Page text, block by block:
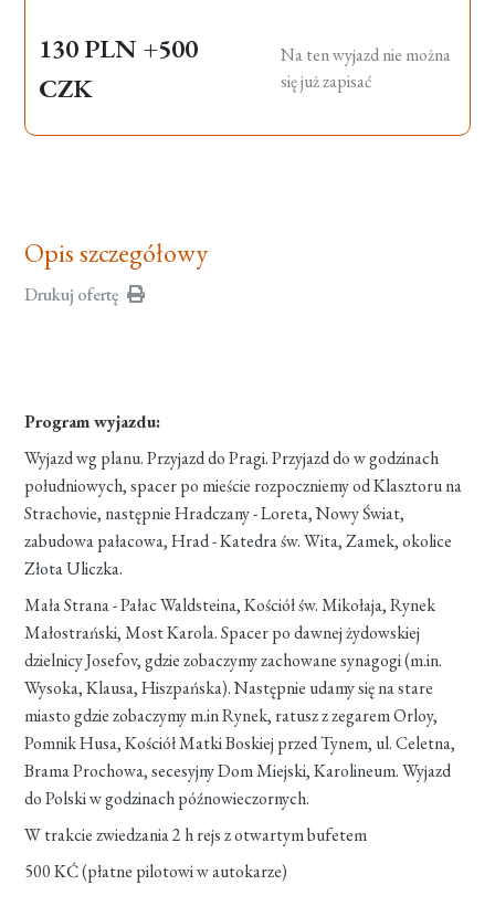
130 PLN +500
CZK
Na ten wyjazd nie można
się już zapisać
Opis szczegółowy
Drukuj ofertę
Program wyjazdu:
Wyjazd wg planu. Przyjazd do Pragi. Przyjazd do w godzinach
południowych, spacer po mieście rozpoczniemy od Klasztoru na
Strachovie, następnie Hradczany - Loreta, Nowy Świat,
zabudowa pałacowa, Hrad - Katedra św. Wita, Zamek, okolice
Złota Uliczka.
Mała Strana - Pałac Waldsteina, Kościół św. Mikołaja, Rynek
Małostrański, Most Karola. Spacer po dawnej żydowskiej
dzielnicy Josefov, gdzie zobaczymy zachowane synagogi (m.in.
Wysoka, Klausa, Hiszpańska). Następnie udamy się na stare
miasto gdzie zobaczymy m.in Rynek, ratusz z zegarem Orloy,
Pomnik Husa, Kościół Matki Boskiej przed Tynem, ul. Celetna,
Brama Prochowa, secesyjny Dom Miejski, Karolineum. Wyjazd
do Polski w godzinach późnowieczornych.
W trakcie zwiedzania 2 h rejs z otwartym bufetem
500 KĆ (płatne pilotowi w autokarze)